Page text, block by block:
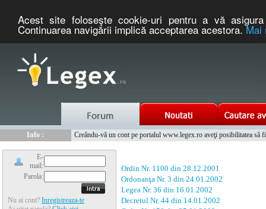
Acest site foloseşte cookie-uri pentru a vă
Continuarea navigării implică acceptarea acestora.Mai
Info :
Creându-vă un cont pe portalul www.legex.ro aveţi posibilitatea să
E-
mail:
Parola:
Nu ai cont? Inregistreaza-te
Ordin Nr. 1100 din 28.12.2001
Ordonanţa Nr. 3 din 24.01.2002
Legea Nr. 36 din 16.01.2002
Decretul Nr. 44 din 14.01.2002